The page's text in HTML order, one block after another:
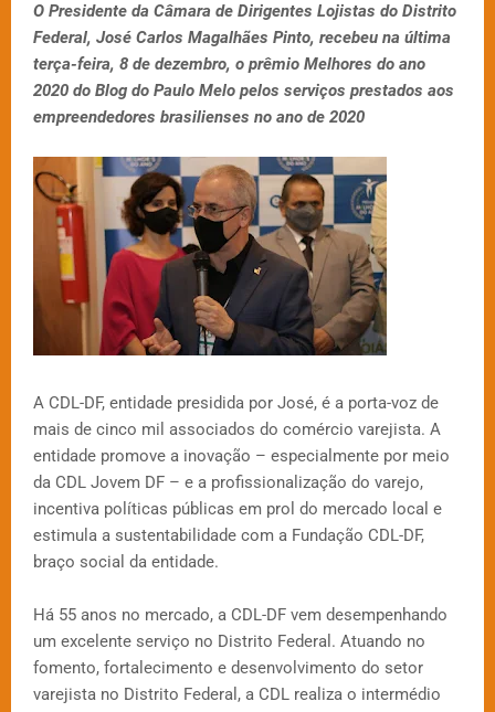
O Presidente da Câmara de Dirigentes Lojistas do Distrito
Federal, José Carlos Magalhães Pinto, recebeu na última
terça-feira, 8 de dezembro, o prêmio Melhores do ano
2020 do Blog do Paulo Melo pelos serviços prestados aos
empreendedores brasilienses no ano de 2020
A CDL-DF, entidade presidida por José, é a porta-voz de
mais de cinco mil associados do comércio varejista. A
entidade promove a inovação – especialmente por meio
da CDL Jovem DF – e a profissionalização do varejo,
incentiva políticas públicas em prol do mercado local e
estimula a sustentabilidade com a Fundação CDL-DF,
braço social da entidade.
Há 55 anos no mercado, a CDL-DF vem desempenhando
um excelente serviço no Distrito Federal. Atuando no
fomento, fortalecimento e desenvolvimento do setor
varejista no Distrito Federal, a CDL realiza o intermédio